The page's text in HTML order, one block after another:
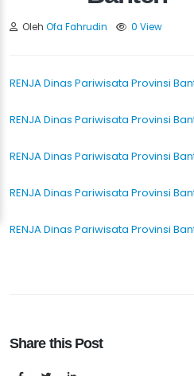
Oleh Ofa Fahrudin 0 View
RENJA Dinas Pariwisata Provinsi
RENJA Dinas Pariwisata Provinsi
RENJA Dinas Pariwisata Provinsi
RENJA Dinas Pariwisata Provinsi
RENJA Dinas Pariwisata Provinsi
Share this Post